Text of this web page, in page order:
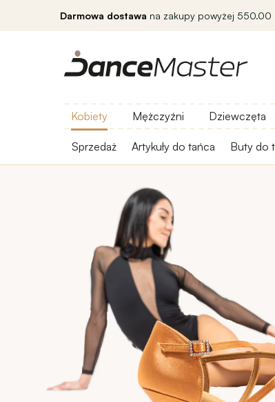
Darmowa dostawa na zakupy powyżej 550.00
Kobiety Mężczyźni Dziewczęta
Sprzedaż Artykuły do ​​tańca Buty do